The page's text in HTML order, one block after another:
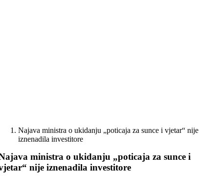
Najava ministra o ukidanju „poticaja za sunce i vjetar“ nije
iznenadila investitore
ministra o ukidanju „poticaja za sunce i
nije iznenadila investitore